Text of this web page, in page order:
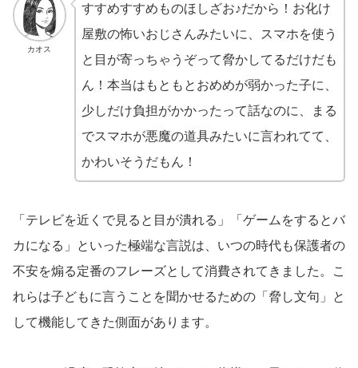
カオス
すすめすすめものほしざお♪だから！お化け
屋敷の怖いおじさんみたいに、スマホを使う
と目が寄っちゃうぞって脅かしてるだけだも
ん！本当はもともとおめめが弱かった子に、
少しだけ負担がかかったって話なのに、まる
でスマホが悪魔の道具みたいに言われてて、
かわいそうだもん！
「テレビを近くで見ると目が潰れる」「ゲームをするとバ
カになる」といった極端な言説は、いつの時代も保護者の
不安を煽る定番のフレーズとして消費されてきました。こ
れらは子どもに言うことを聞かせるための「脅し文句」と
して機能してきた側面があります。